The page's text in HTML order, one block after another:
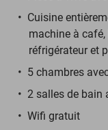
Cuisine
machine à
réfrigérateur et
5 chambres
2 salles de bain
Wifi gratuit